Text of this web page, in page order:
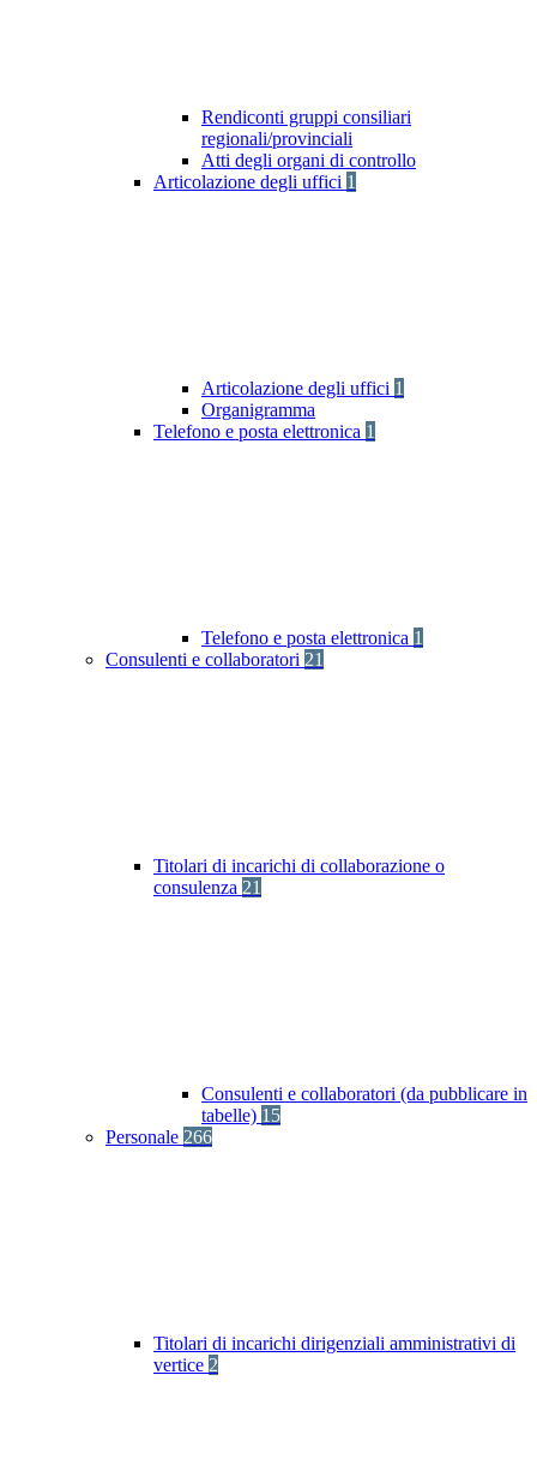
Rendiconti gruppi consiliari
regionali/provinciali
Atti degli organi di controllo
Articolazione degli uffici 1
Articolazione degli uffici 1
Organigramma
Telefono e posta elettronica 1
Telefono e posta elettronica 1
Consulenti e collaboratori 21
Titolari di incarichi di collaborazione o
consulenza 21
Consulenti e collaboratori (da pubblicare in
tabelle) 15
Personale 266
Titolari di incarichi dirigenziali amministrativi di
vertice 2